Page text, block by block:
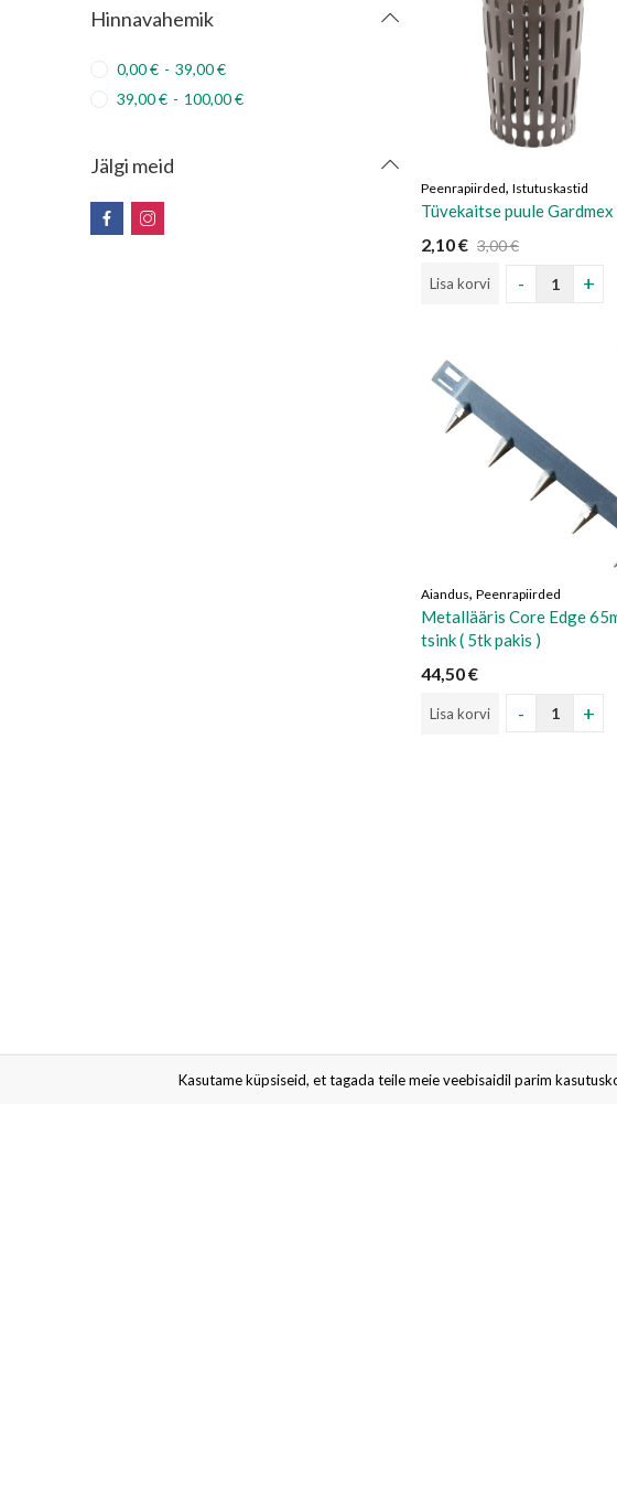
Peenrapiirded, Istutuskastid
Tüvekaitse puule Gardmex
2,10€ 3,00€
Lisa korvi
Aiandus, Peenrapiirded
Metallääris Core Edge
tsink ( 5tk pakis )
44,50€
Lisa korvi
Hinnavahemik
0,00€ - 39,00€
39,00€ - 100,00€
Jälgi meid
Kasutame küpsiseid, et tagada teile meie veebisaidil parim